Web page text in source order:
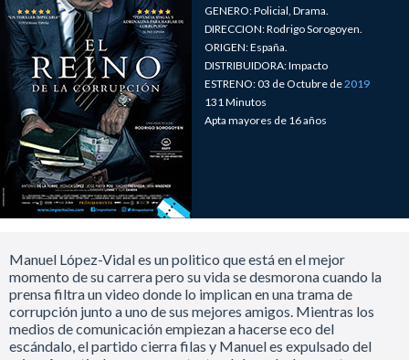
GENERO: Policial, Drama.
DIRECCION: Rodrigo Sorogoyen.
ORIGEN: España.
DISTRIBUIDORA: Impacto
ESTRENO: 03 de Octubre de2019
131 Minutos
Apta mayores de 16 años
Manuel López-Vidal es un politico que está en el mejor
momento de su carrera pero su vida se desmorona cuando la
prensa filtra un video donde lo implican en una trama de
corrupción junto a uno de sus mejores amigos. Mientras los
medios de comunicación empiezan a hacerse eco del
escándalo, el partido cierra filas y Manuel es expulsado del